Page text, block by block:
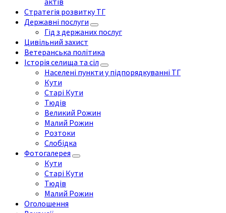
Стратегія розвитку ТГ
Державні послуги
Гід з держаних послуг
Цивільний захист
Ветеранська політика
Історія селища та сіл
Населені пункти у підпорядкуванні ТГ
Кути
Старі Кути
Тюдів
Великий Рожин
Малий Рожин
Розтоки
Слобідка
Фотогалерея
Кути
Старі Кути
Тюдів
Малий Рожин
Оголошення